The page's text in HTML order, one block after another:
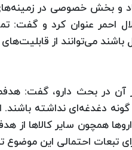
و بخش خصوصی در
احمر عنوان كرد و گفت:
می‌توانند از قابلیت‌های
آن در بحث دارو، گفت:
دغدغه‌ای نداشته باشند.
همچون سایر كالاها از
احتمالی این موضوع